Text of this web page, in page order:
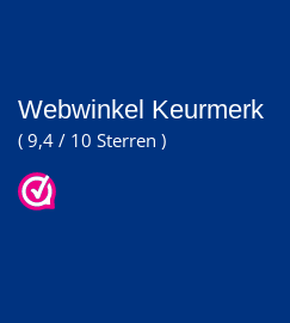
Webwinkel Keurmerk
( 9,4 / 10 Sterren )